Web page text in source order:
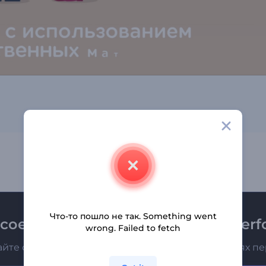
к рассылке
о последних новостях и новых предложениях
Что-то пошло не так. Something went
wrong. Failed to fetch